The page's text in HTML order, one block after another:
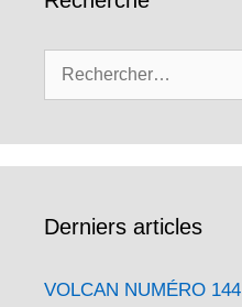
Derniers articles
VOLCAN NUMÉRO 144